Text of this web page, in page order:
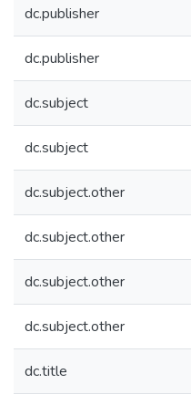
dc.publisher
dc.publisher
dc.subject
dc.subject
dc.subject.other
dc.subject.other
dc.subject.other
dc.subject.other
dc.title